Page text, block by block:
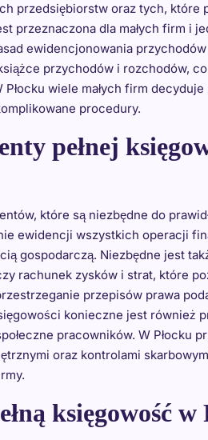
przedsiębiorstw oraz tych, które
przeznaczona dla małych firm i
ewidencjonowania
przychodów i rozchodów,
wiele małych firm
procedury.
pełnej
które są niezbędne do
ewidencji wszystkich operacji
gospodarczą. Niezbędne jest
rachunek zysków i strat, które
przepisów prawa
konieczne jest również
pracowników. W Płocku
oraz kontrolami
księgowość w